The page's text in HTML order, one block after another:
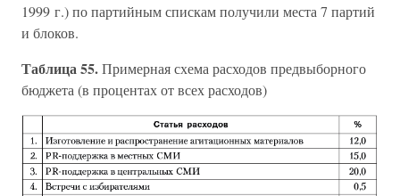
1999 г.) по партийным спискам получили места 7 партий
и блоков.
Таблица 55.Примерная схема расходов предвыборного
бюджета (в процентах от всех расходов)